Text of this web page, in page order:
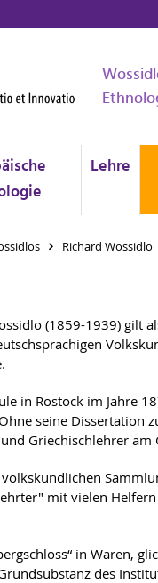
Lehre
Richard Wossidlo
(1859-1939) gilt
in Rostock im Jahre
seine Dissertation
Griechischlehrer am
mit vielen
in Waren,
des